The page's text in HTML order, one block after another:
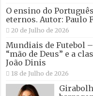
O ensino do
eternos. Autor: Paulo
20 de Julho de 2026
Mundiais de Futebol
“mão de Deus” e a
João Dinis
18 de Julho de 2026